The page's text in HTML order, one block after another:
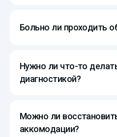
Больно ли проходить
Нужно ли что-то
диагностикой?
Можно ли
аккомодации?